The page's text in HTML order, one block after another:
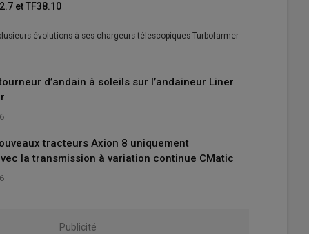
et TF38.10
évolutions à ses chargeurs télescopiques Turbofarmer
d’andain à soleils sur l’andaineur Liner
tracteurs Axion 8 uniquement
la transmission à variation continue CMatic
Publicité